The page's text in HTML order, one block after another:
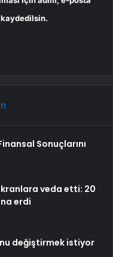
kaydedilsin.
Sonuçlarını
veda etti: 20
erdi
değiştirmek istiyor